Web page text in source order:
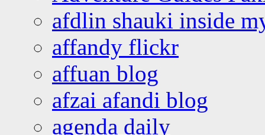
afdlin shauki inside
affandy flickr
affuan blog
afzai afandi blog
agenda daily